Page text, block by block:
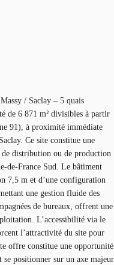
/ Saclay – 5 quais
de 6 871 m² divisibles à partir
91), à proximité immédiate
Ce site constitue une
de distribution ou de production
de-France Sud. Le bâtiment
7,5 m et d’une configuration
une gestion fluide des
de bureaux, offrent une
L’accessibilité via le
l’attractivité du site pour
offre constitue une opportunité
positionner sur un axe majeur